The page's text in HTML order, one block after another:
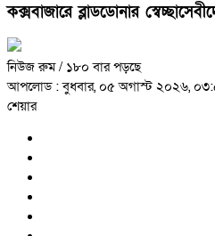
কক্সবাজারে ব্লাডডোনার
নিউজ রুম/ ১৮০ বার পড়ছে
আপলোড : বুধবার, ০৫ অগাস্ট ২০২৬,
শেয়ার